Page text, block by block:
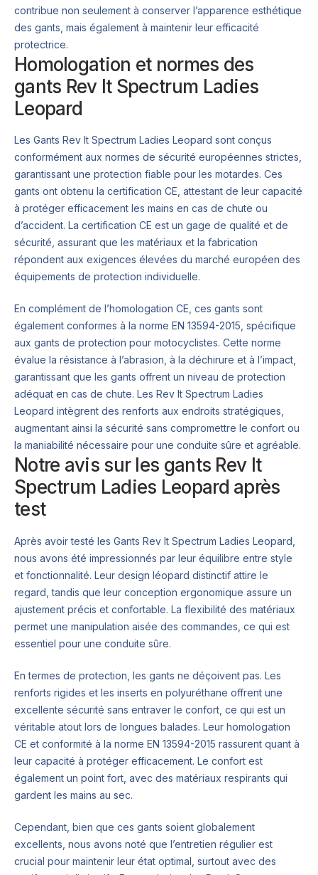
contribue non seulement à conserver l’apparence esthétique
des gants, mais également à maintenir leur efficacité
protectrice.
Homologation et normes des
gants Rev It Spectrum Ladies
Leopard
Les Gants Rev It Spectrum Ladies Leopard sont conçus
conformément aux normes de sécurité européennes strictes,
garantissant une protection fiable pour les motardes. Ces
gants ont obtenu la certification CE, attestant de leur capacité
à protéger efficacement les mains en cas de chute ou
d’accident. La certification CE est un gage de qualité et de
sécurité, assurant que les matériaux et la fabrication
répondent aux exigences élevées du marché européen des
équipements de protection individuelle.
En complément de l’homologation CE, ces gants sont
également conformes à la norme EN 13594-2015, spécifique
aux gants de protection pour motocyclistes. Cette norme
évalue la résistance à l’abrasion, à la déchirure et à l’impact,
garantissant que les gants offrent un niveau de protection
adéquat en cas de chute. Les Rev It Spectrum Ladies
Leopard intègrent des renforts aux endroits stratégiques,
augmentant ainsi la sécurité sans compromettre le confort ou
la maniabilité nécessaire pour une conduite sûre et agréable.
Notre avis sur les gants Rev It
Spectrum Ladies Leopard après
test
Après avoir testé les Gants Rev It Spectrum Ladies Leopard,
nous avons été impressionnés par leur équilibre entre style
et fonctionnalité. Leur design léopard distinctif attire le
regard, tandis que leur conception ergonomique assure un
ajustement précis et confortable. La flexibilité des matériaux
permet une manipulation aisée des commandes, ce qui est
essentiel pour une conduite sûre.
En termes de protection, les gants ne déçoivent pas. Les
renforts rigides et les inserts en polyuréthane offrent une
excellente sécurité sans entraver le confort, ce qui est un
véritable atout lors de longues balades. Leur homologation
CE et conformité à la norme EN 13594-2015 rassurent quant à
leur capacité à protéger efficacement. Le confort est
également un point fort, avec des matériaux respirants qui
gardent les mains au sec.
Cependant, bien que ces gants soient globalement
excellents, nous avons noté que l’entretien régulier est
crucial pour maintenir leur état optimal, surtout avec des